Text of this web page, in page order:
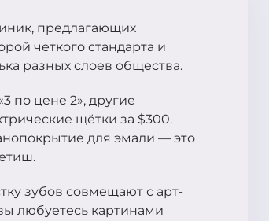
предлагающих
четкого стандарта и
разных слоев общества.
по цене 2», другие
щётки за $300.
для эмали — это
зубов совмещают с арт-
любуетесь картинами